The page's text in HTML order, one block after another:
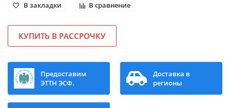
В закладки В сравнение
КУПИТЬ В РАССРОЧКУ
Предоставим
ЭТТН ЭСФ.
Доставка в
регионы